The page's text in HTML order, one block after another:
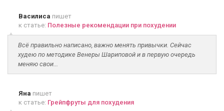
Василиса пишет
к статье: Полезные рекомендации при похудении
Всё правильно написано, важно менять привычки. Сейчас
худею по методике Венеры Шариповой и в первую очередь
меняю свои...
Яна пишет
к статье: Грейпфруты для похудения